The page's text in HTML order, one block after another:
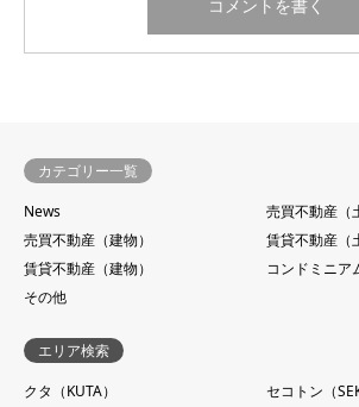
カテゴリー一覧
News
売買不動産（
売買不動産（建物）
賃貸不動産（
賃貸不動産（建物）
コンドミニア
その他
エリア検索
クタ（KUTA）
セコトン（